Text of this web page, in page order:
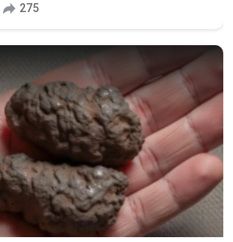
275